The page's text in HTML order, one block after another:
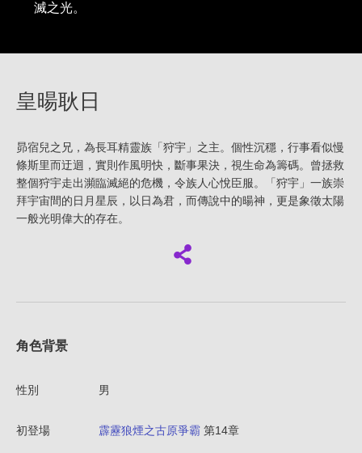
滅之光。
皇暘耿日
昴宿兒之兄，為長耳精靈族「狩宇」之主。個性沉穩，行事看似慢
條斯里而迂迴，實則作風明快，斷事果決，視生命為籌碼。曾拯救
整個狩宇走出瀕臨滅絕的危機，令族人心悅臣服。「狩宇」一族崇
拜宇宙間的日月星辰，以日為君，而傳說中的暘神，更是象徵太陽
一般光明偉大的存在。
角色背景
性別 男
初登場 霹靂狼煙之古原爭霸 第14章